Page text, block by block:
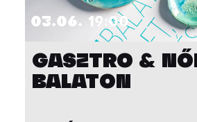
03.06. 19:00
GASZTRO &
BALATON